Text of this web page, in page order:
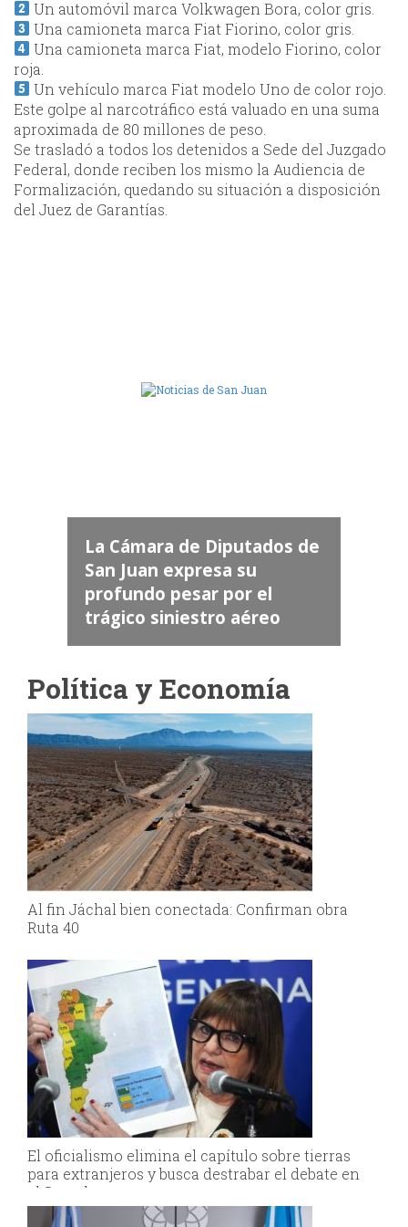
Un automóvil marca Volkwagen Bora, color gris.
Una camioneta marca Fiat Fiorino, color gris.
Una camioneta marca Fiat, modelo Fiorino, color
roja.
Un vehículo marca Fiat modelo Uno de color rojo.
Este golpe al narcotráfico está valuado en una suma
aproximada de 80 millones de peso.
Se trasladó a todos los detenidos a Sede del Juzgado
Federal, donde reciben los mismo la Audiencia de
Formalización, quedando su situación a disposición
del Juez de Garantías.
La Cámara de Diputados de
San Juan expresa su
profundo pesar por el
trágico siniestro aéreo
Política y Economía
Al fin Jáchal bien conectada: Confirman obra
Ruta 40
El oficialismo elimina el capítulo sobre tierras
para extranjeros y busca destrabar el debate en
el Senado